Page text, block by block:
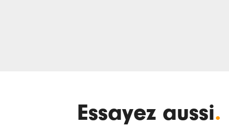
Essayez aussi.